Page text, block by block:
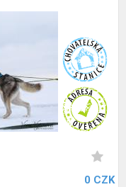
0 CZK